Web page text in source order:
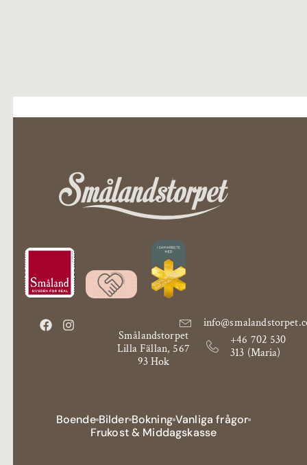
Smålandstorpet
Lilla Fällan, 567
93 Hok
+46 702 530
313 (Maria)
BoendeBilderBokningVanliga frågor
Frukost & Middagskasse